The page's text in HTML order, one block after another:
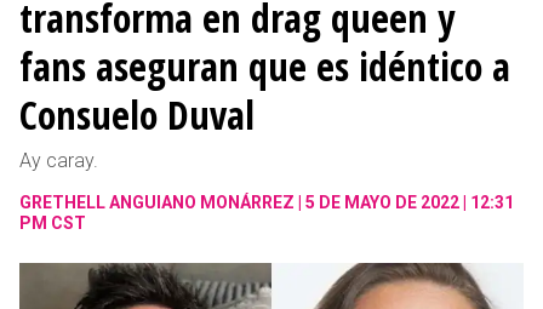
transforma en drag queen y
fans aseguran que es idéntico a
Consuelo Duval
Ay caray.
GRETHELL ANGUIANO MONÁRREZ
5 DE MAYO DE 2022 | 12:31
PM CST